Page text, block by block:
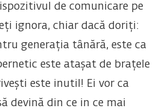
de comunicare pe
ignora, chiar dacă doriți:
generația tânără, este ca
este atașat de brațele
este inutil! Ei vor ca
devină din ce in ce mai